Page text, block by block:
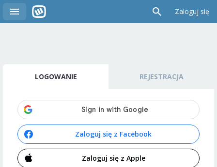
Zaloguj się
LOGOWANIE REJESTRACJA
Zaloguj się z Facebook
Zaloguj się z Apple